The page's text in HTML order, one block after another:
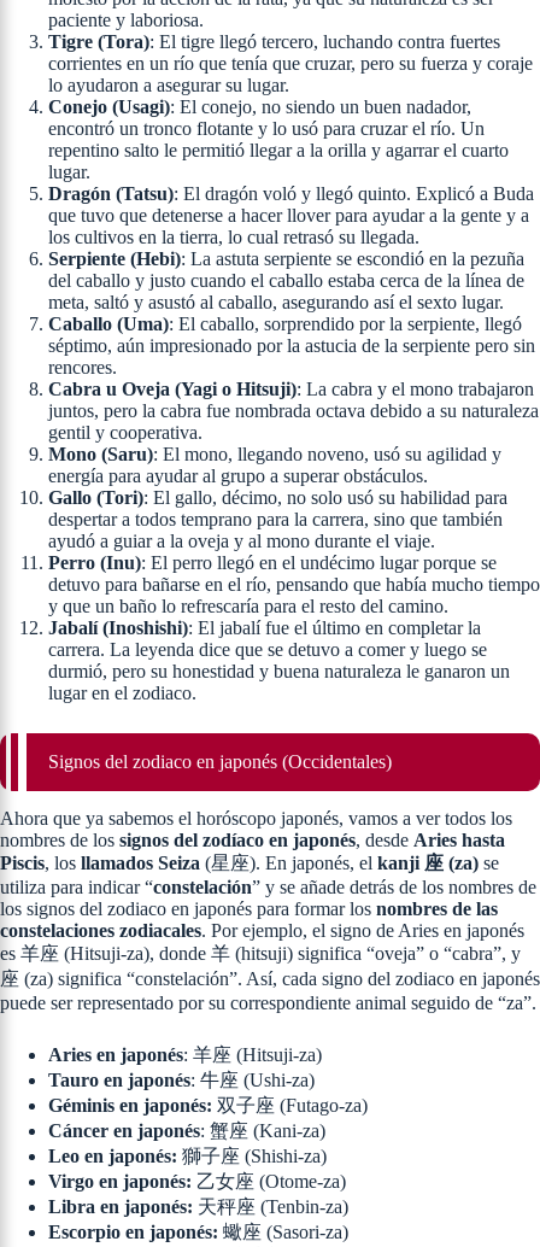
paciente y laboriosa.
Tigre (Tora): El tigre llegó tercero, luchando contra fuertes
corrientes en un río que tenía que cruzar, pero su fuerza y coraje
lo ayudaron a asegurar su lugar.
Conejo (Usagi): El conejo, no siendo un buen nadador,
encontró un tronco flotante y lo usó para cruzar el río. Un
repentino salto le permitió llegar a la orilla y agarrar el cuarto
lugar.
Dragón (Tatsu): El dragón voló y llegó quinto. Explicó a Buda
que tuvo que detenerse a hacer llover para ayudar a la gente y a
los cultivos en la tierra, lo cual retrasó su llegada.
Serpiente (Hebi): La astuta serpiente se escondió en la pezuña
del caballo y justo cuando el caballo estaba cerca de la línea de
meta, saltó y asustó al caballo, asegurando así el sexto lugar.
Caballo (Uma): El caballo, sorprendido por la serpiente, llegó
séptimo, aún impresionado por la astucia de la serpiente pero sin
rencores.
Cabra u Oveja (Yagi o Hitsuji): La cabra y el mono trabajaron
juntos, pero la cabra fue nombrada octava debido a su naturaleza
gentil y cooperativa.
Mono (Saru): El mono, llegando noveno, usó su agilidad y
energía para ayudar al grupo a superar obstáculos.
Gallo (Tori): El gallo, décimo, no solo usó su habilidad para
despertar a todos temprano para la carrera, sino que también
ayudó a guiar a la oveja y al mono durante el viaje.
Perro (Inu): El perro llegó en el undécimo lugar porque se
detuvo para bañarse en el río, pensando que había mucho tiempo
y que un baño lo refrescaría para el resto del camino.
Jabalí (Inoshishi): El jabalí fue el último en completar la
carrera. La leyenda dice que se detuvo a comer y luego se
durmió, pero su honestidad y buena naturaleza le ganaron un
lugar en el zodiaco.
Signos del zodiaco en japonés (Occidentales)
Ahora que ya sabemos el horóscopo japonés, vamos a ver todos los
nombres de los signos del zodíaco en japonés, desde Aries hasta
Piscis, los llamados Seiza (星座). En japonés, el kanji 座 (za) se
utiliza para indicar “constelación” y se añade detrás de los nombres de
los signos del zodiaco en japonés para formar los nombres de las
constelaciones zodiacales. Por ejemplo, el signo de Aries en japonés
es 羊座 (Hitsuji-za), donde 羊 (hitsuji) significa “oveja” o “cabra”, y
座 (za) significa “constelación”. Así, cada signo del zodiaco en japonés
puede ser representado por su correspondiente animal seguido de “za”.
Aries en japonés: 羊座 (Hitsuji-za)
Tauro en japonés: 牛座 (Ushi-za)
Géminis en japonés: 双子座 (Futago-za)
Cáncer en japonés: 蟹座 (Kani-za)
Leo en japonés: 獅子座 (Shishi-za)
Virgo en japonés: 乙女座 (Otome-za)
Libra en japonés: 天秤座 (Tenbin-za)
Escorpio en japonés: 蠍座 (Sasori-za)